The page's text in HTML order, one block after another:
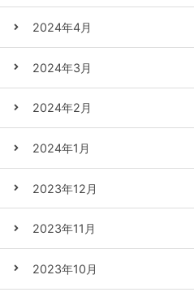
2024年4月
2024年3月
2024年2月
2024年1月
2023年12月
2023年11月
2023年10月